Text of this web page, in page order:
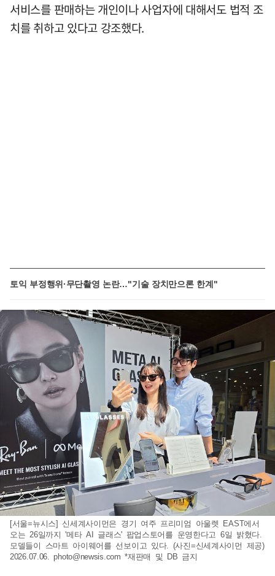
서비스를 판매하는 개인이나 사업자에 대해서도 법적 조
치를 취하고 있다고 강조했다.
토익 부정행위·무단촬영 논란…"기술 장치만으론 한계"
[서울=뉴시스] 신세계사이먼은 경기 여주 프리미엄 아울렛 EAST에서
오는 26일까지 '메타 AI 글래스' 팝업스토어를 운영한다고 6일 밝혔다.
모델들이 스마트 아이웨어를 선보이고 있다. (사진=신세계사이먼 제공)
2026.07.06.photo@newsis.com *재판매 및 DB 금지